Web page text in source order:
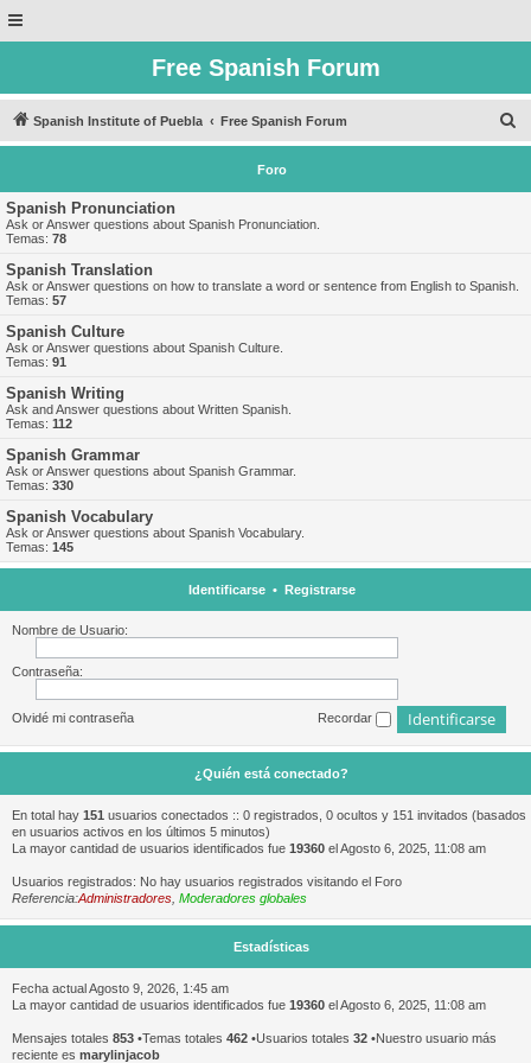
Free Spanish Forum
Spanish Institute of Puebla Free Spanish Forum
u
Foro
Spanish Pronunciation
Ask or Answer questions about Spanish Pronunciation.
Temas: 78
Spanish Translation
Ask or Answer questions on how to translate a word or sentence from English to Spanish.
Temas: 57
Spanish Culture
Ask or Answer questions about Spanish Culture.
Temas: 91
Spanish Writing
Ask and Answer questions about Written Spanish.
Temas: 112
Spanish Grammar
Ask or Answer questions about Spanish Grammar.
Temas: 330
Spanish Vocabulary
Ask or Answer questions about Spanish Vocabulary.
Temas: 145
Identificarse• Registrarse
Nombre de Usuario:
Contraseña:
Olvidé mi contraseña Recordar
¿Quién está conectado?
En total hay 151 usuarios conectados :: 0 registrados, 0 ocultos y 151 invitados (basados
en usuarios activos en los últimos 5 minutos)
La mayor cantidad de usuarios identificados fue 19360 el Agosto 6, 2025, 11:08 am
Usuarios registrados: No hay usuarios registrados visitando el Foro
Referencia:Administradores Moderadores globales
Estadísticas
Fecha actual Agosto 9, 2026, 1:45 am
La mayor cantidad de usuarios identificados fue 19360 el Agosto 6, 2025, 11:08 am
Mensajes totales 853 •Temas totales 462 •Usuarios totales 32 •Nuestro usuario más
reciente es marylinjacob